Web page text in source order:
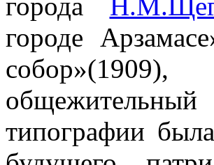
городе
типографии